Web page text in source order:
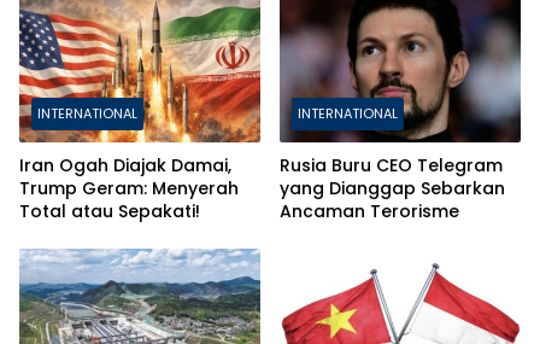
INTERNATIONAL
Iran Ogah Diajak Damai,
Trump Geram: Menyerah
Total atau Sepakati!
INTERNATIONAL
Rusia Buru CEO Telegram
yang Dianggap Sebarkan
Ancaman Terorisme